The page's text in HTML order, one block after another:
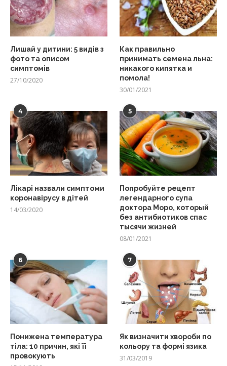
Лишай у дитини: 5 видів з
фото та описом
симптомів
27/10/2020
Как правильно
принимать семена льна:
никакого кипятка и
помола!
30/01/2021
4
Лікарі назвали симптоми
коронавірусу в дітей
14/03/2020
5
Попробуйте рецепт
легендарного супа
доктора Моро, который
без антибиотиков спас
тысячи жизней
08/01/2021
6
Понижена температура
тіла: 10 причин, які її
провокують
7
Як визначити хвороби по
кольору та формі язика
31/03/2019